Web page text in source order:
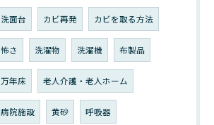
洗面台 カビ再発 カビを取る方法
怖さ 洗濯物 洗濯機 布製品
万年床 老人介護・老人ホーム
病院施設 黄砂 呼吸器